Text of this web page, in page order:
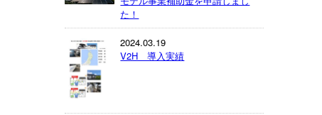
た！
2024.03.19
V2H 導入実績